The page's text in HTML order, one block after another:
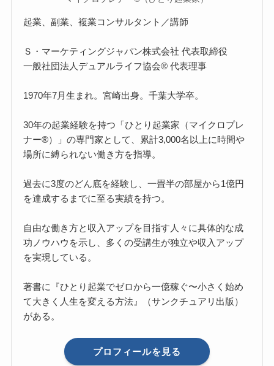
起業、副業、複業コンサルタント／講師
Ｓ・マーケティングジャパン株式会社 代表取締役
一般社団法人デュアルライフ協会® 代表理事
1970年7月生まれ。宮崎出身。千葉大学卒。
30年の起業経験を持つ「ひとり起業家（マイクロプレ
ナー®）」の専門家として、累計3,000名以上に時間や
場所に縛られない働き方を指導。
過去に3度のどん底を経験し、一畳半の部屋から1億円
を達成するまでに至る実績を持つ。
自由な働き方と収入アップを目指す人々に具体的な成
功ノウハウを示し、多くの受講生が独立や収入アップ
を実現している。
著書に『ひとり起業でゼロから一億稼ぐ〜小さく始め
て大きく人生を変える方法』（サンクチュアリ出版）
がある。
プロフィールを見る